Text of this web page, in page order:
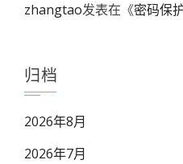
zhangtao发表在《密码保
归档
2026年8月
2026年7月